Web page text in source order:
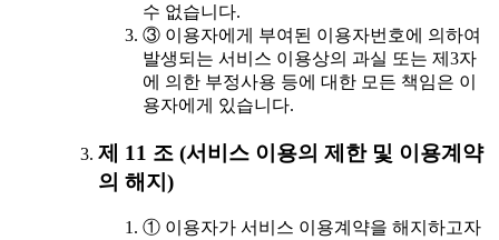
수 없습니다.
③ 이용자에게 부여된 이용자번호에 의하여
발생되는 서비스 이용상의 과실 또는 제3자
에 의한 부정사용 등에 대한 모든 책임은 이
용자에게 있습니다.
제 11 조 (서비스 이용의 제한 및 이용계약
의 해지)
① 이용자가 서비스 이용계약을 해지하고자